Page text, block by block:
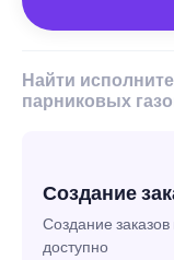
Найти
парниковых
Создание
Создание
доступно